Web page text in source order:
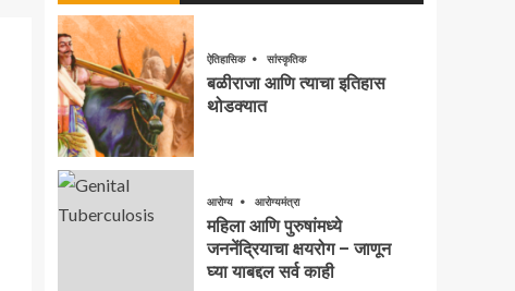
ऐतिहासिक सांस्कृतिक
बळीराजा आणि त्याचा इतिहास
थोडक्यात
आरोग्य आरोग्यमंत्रा
महिला आणि पुरुषांमध्ये
जननेंद्रियाचा क्षयरोग – जाणून
घ्या याबद्दल सर्व काही